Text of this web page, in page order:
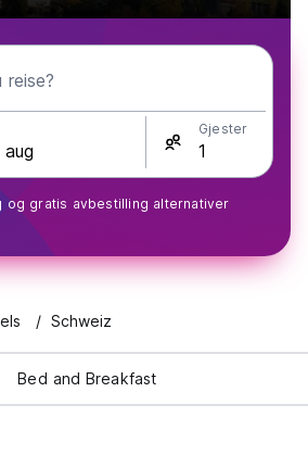
reise?
Gjester
og gratis avbestilling alternativer
Schweiz
Bed and Breakfast